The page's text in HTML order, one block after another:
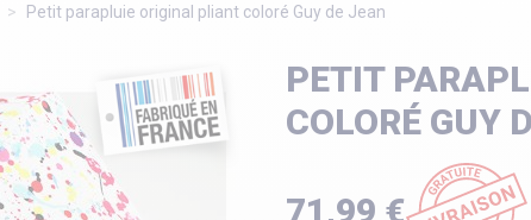
Petit parapluie original pliant coloré Guy de Jean
PETIT
COLORÉ GUY
71,99 €